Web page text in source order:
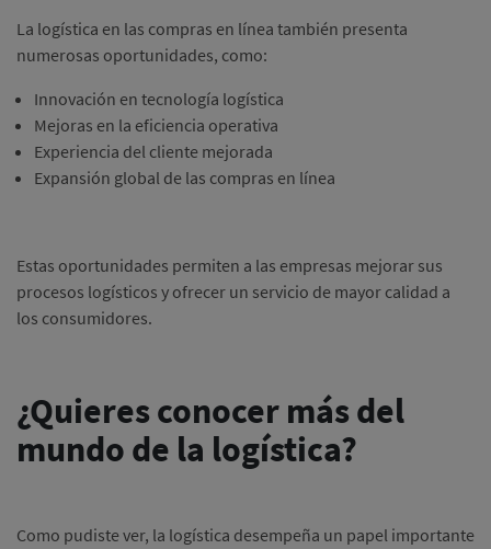
La logística en las compras en línea también presenta
numerosas oportunidades, como:
Innovación en tecnología logística
Mejoras en la eficiencia operativa
Experiencia del cliente mejorada
Expansión global de las compras en línea
Estas oportunidades permiten a las empresas mejorar sus
procesos logísticos y ofrecer un servicio de mayor calidad a
los consumidores.
¿Quieres conocer más del
mundo de la logística?
Como pudiste ver, la logística desempeña un papel importante